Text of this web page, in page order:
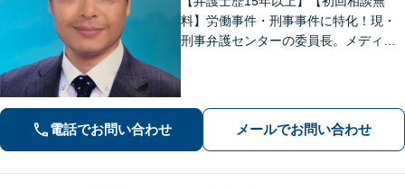
料】労働事件・刑事事件に特化！現・
刑事弁護センターの委員長。メディア
す。地域密着型の法律事務所
電話でお問い合わせ メールでお問い合わせ